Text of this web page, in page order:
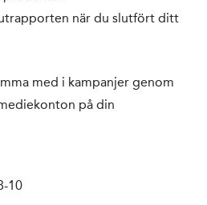
när du slutfört ditt
med i kampanjer genom
på din
10